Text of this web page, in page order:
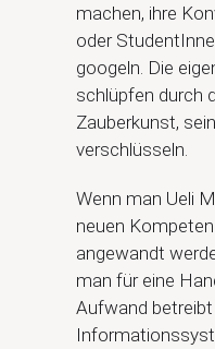
machen, ihre
oder
googeln. Die
schlüpfen durch
Zauberkunst,
verschlüsseln.
Wenn man Ueli
neuen
angewandt
man für eine
Aufwand betreibt